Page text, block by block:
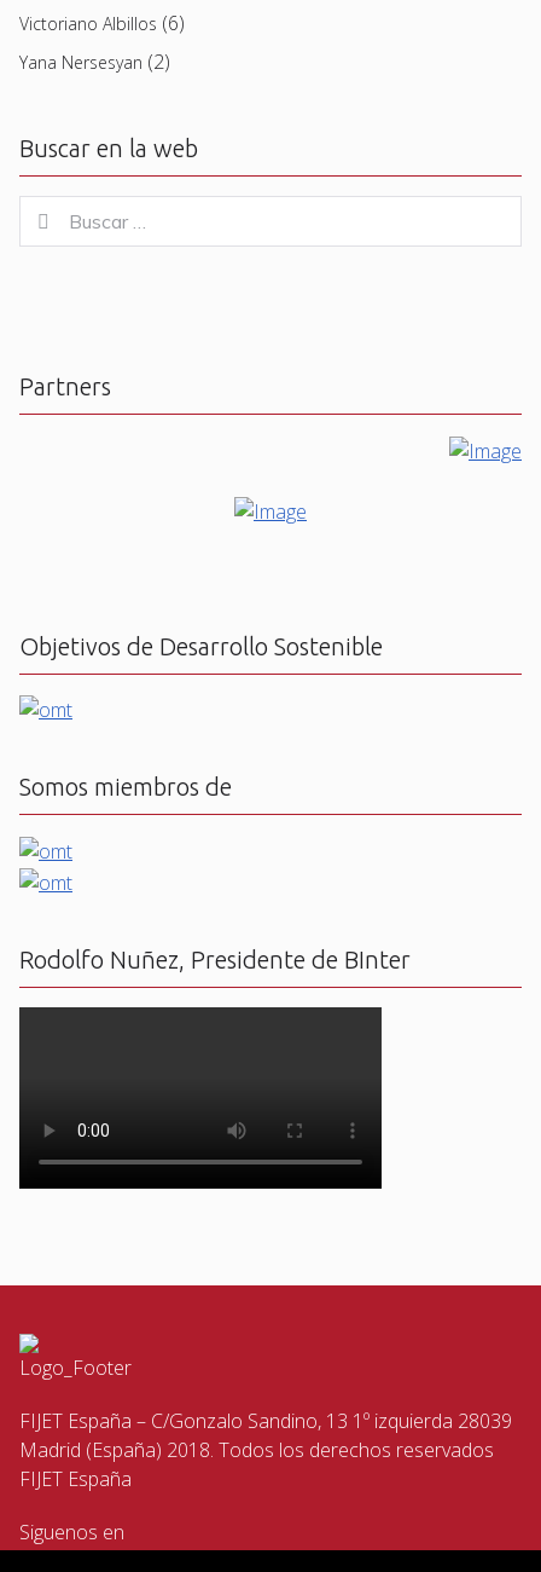
Victoriano Albillos (6)
Yana Nersesyan (2)
Buscar en la web
for:
Buscar
Partners
Objetivos de Desarrollo Sostenible
Somos miembros de
Rodolfo Nuñez, Presidente de BInter
FIJET España – C/Gonzalo Sandino, 13 1º izquierda 28039
Madrid (España) 2018. Todos los derechos reservados
FIJET España
Siguenos en